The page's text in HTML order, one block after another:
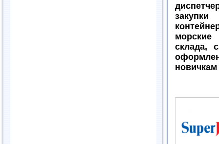
склада,
новичкам